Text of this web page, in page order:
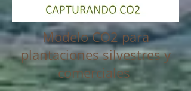
Modelo CO2 para
plantaciones silvestres y
comerciales